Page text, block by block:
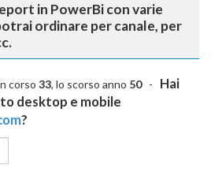
in PowerBi con varie
ordinare per canale, per
corso 33, lo scorso anno 50 -
Hai
desktop e mobile
?